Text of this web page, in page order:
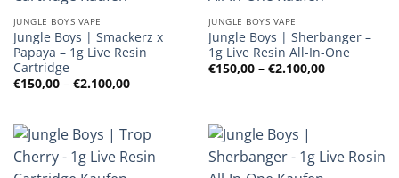
JUNGLE BOYS VAPE
Jungle Boys | Smackerz x
Papaya – 1g Live Resin
Cartridge
€150,00 – €2.100,00Preisspanne:
JUNGLE BOYS VAPE
Jungle Boys | Sherbanger –
1g Live Resin All-In-One
€150,00 – €2.100,00